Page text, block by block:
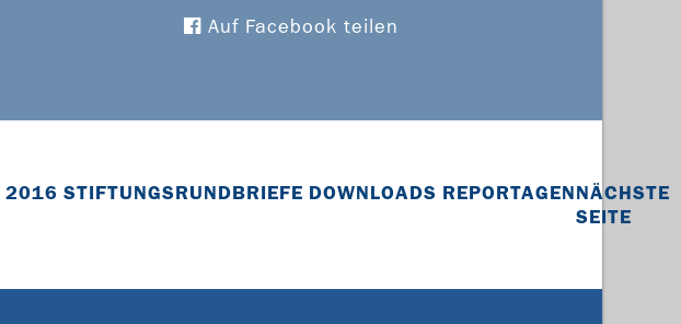
Auf Facebook teilen
2016 STIFTUNGSRUNDBRIEFE DOWNLOADS REPORTAGENNÄCHSTE
SEITE